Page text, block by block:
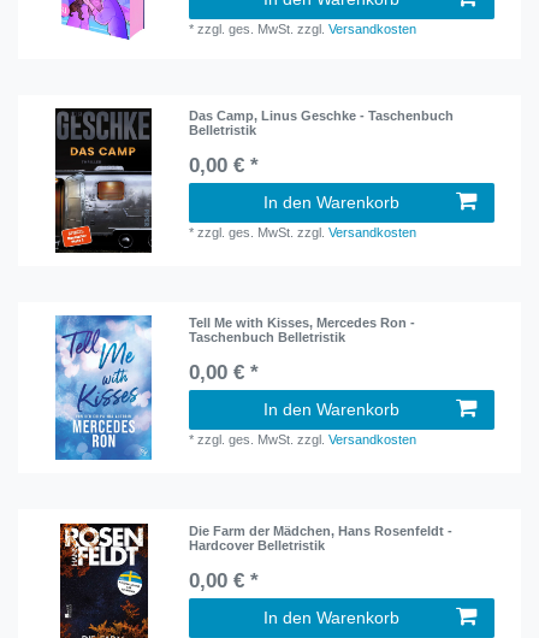
*zzgl. ges. MwSt. zzgl.Versandkosten
Das Camp, Linus Geschke - Taschenbuch
Belletristik
0,00 € *
In den Warenkorb
*zzgl. ges. MwSt. zzgl.Versandkosten
Tell Me with Kisses, Mercedes Ron -
Taschenbuch Belletristik
0,00 € *
In den Warenkorb
*zzgl. ges. MwSt. zzgl.Versandkosten
Die Farm der Mädchen, Hans Rosenfeldt -
Hardcover Belletristik
0,00 € *
In den Warenkorb